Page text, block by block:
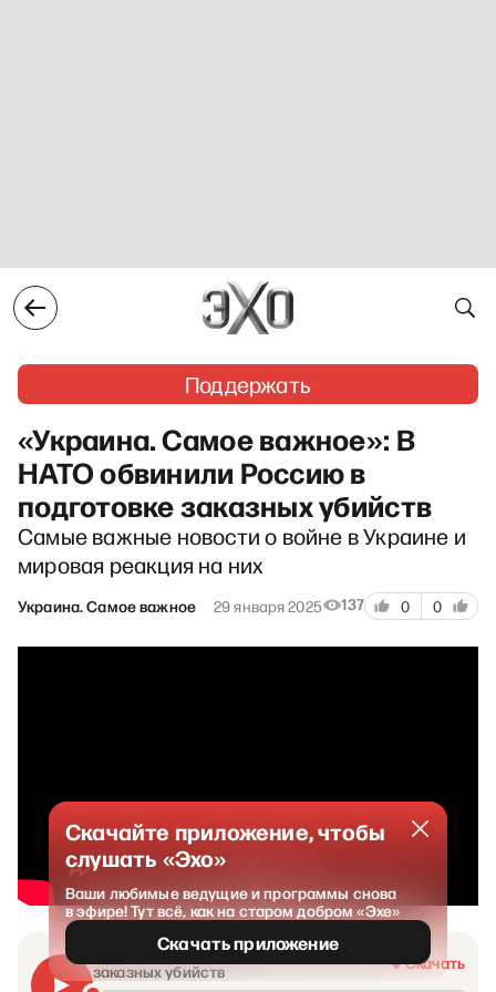
Поддержать
«Украина. Самое важное»: В
НАТО обвинили Россию в
подготовке заказных убийств
Самые важные новости о войне в Украине и
мировая реакция на них
Украина. Самое важное 29 января 2025 137 0 0
В НАТО обвинили Россию в подготовке
заказных убийств
Скачать
Скачайте приложение, чтобы
слушать «Эхо»
Ваши любимые ведущие и программы снова
в эфире! Тут всё, как на старом добром «Эхе»
Скачать приложение